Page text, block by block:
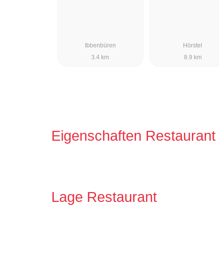
Ibbenbüren
3.4 km
Hörstel
8.9 km
Eigenschaften Restaurant
Lage Restaurant